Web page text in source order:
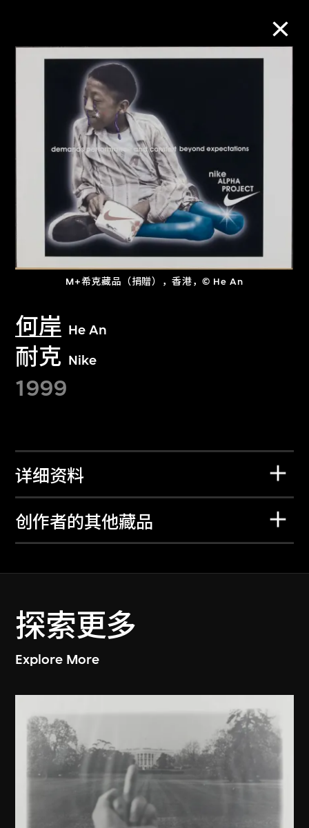
M+希克藏品（捐贈），香港，© He An
何岸 He An
耐克 Nike
1999
详细资料
创作者的其他藏品
探索更多
Explore More
M+藏品
进一步筛选
关于M+藏品
探索世界顶级的二十及二十一世纪视觉
文化藏品。